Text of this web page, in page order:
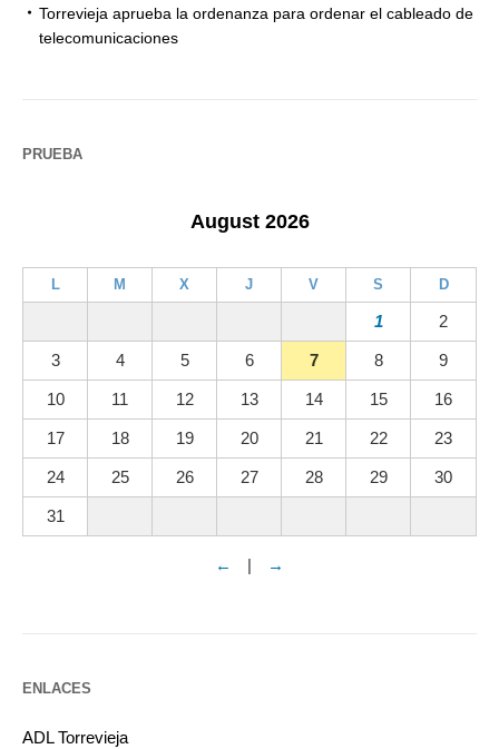
Torrevieja aprueba la ordenanza para ordenar el cableado de
telecomunicaciones
PRUEBA
August 2026
L M X J V S D
1 2
3 4 5 6 7 8 9
10 11 12 13 14 15 16
17 18 19 20 21 22 23
24 25 26 27 28 29 30
31
← | →
ENLACES
ADL Torrevieja